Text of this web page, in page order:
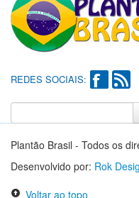
REDES SOCIAIS:
Plantão Brasil - Todos os
Desenvolvido por: Rok
Voltar ao topo